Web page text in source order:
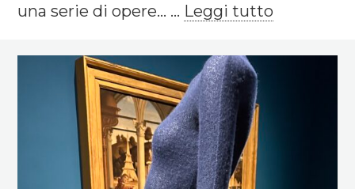
una serie di opere... ... Leggi tutto